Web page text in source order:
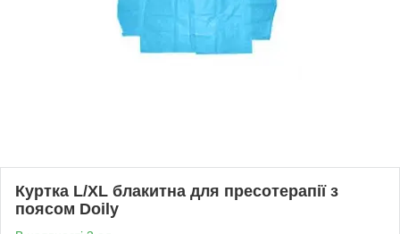
Куртка L/XL блакитна для пресотерапії з
поясом Doily